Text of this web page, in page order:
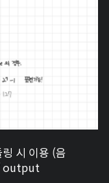
시 이용 (음
output